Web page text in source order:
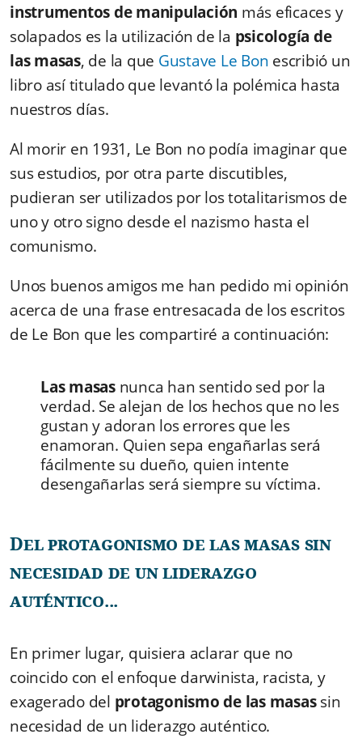
instrumentos de manipulación más eficaces y
solapados es la utilización de la psicología de
las masas, de la que Gustave Le Bon escribió un
libro así titulado que levantó la polémica hasta
nuestros días.
Al morir en 1931, Le Bon no podía imaginar que
sus estudios, por otra parte discutibles,
pudieran ser utilizados por los totalitarismos de
uno y otro signo desde el nazismo hasta el
comunismo.
Unos buenos amigos me han pedido mi opinión
acerca de una frase entresacada de los escritos
de Le Bon que les compartiré a continuación:
Las masas nunca han sentido sed por la
verdad. Se alejan de los hechos que no les
gustan y adoran los errores que les
enamoran. Quien sepa engañarlas será
fácilmente su dueño, quien intente
desengañarlas será siempre su víctima.
Del protagonismo de las masas sin
necesidad de un liderazgo
auténtico...
En primer lugar, quisiera aclarar que no
coincido con el enfoque darwinista, racista, y
exagerado del protagonismo de las masassin
necesidad de un liderazgo auténtico.